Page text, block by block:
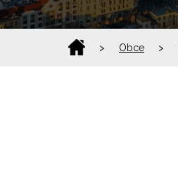
> Obce >